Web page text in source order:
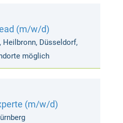
(m/w/d)
Heilbronn, Düsseldorf,
möglich
(m/w/d)